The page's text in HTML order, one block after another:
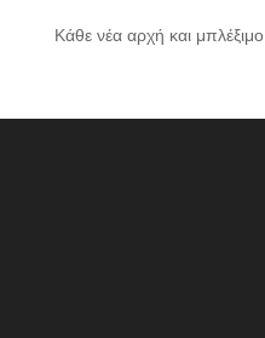
Κάθε νέα αρχή και μπλέξιμο